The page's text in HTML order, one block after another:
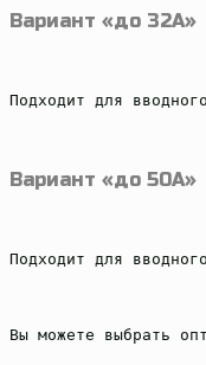
Вариант «до 32А»
Подходит для
Вариант «до 50А»
Подходит для
Вы можете выбрать